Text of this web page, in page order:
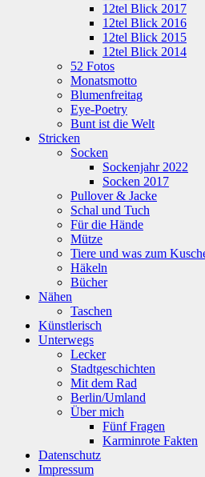
12tel Blick 2017
12tel Blick 2016
12tel Blick 2015
12tel Blick 2014
52 Fotos
Monatsmotto
Blumenfreitag
Eye-Poetry
Bunt ist die Welt
Stricken
Socken
Sockenjahr 2022
Socken 2017
Pullover & Jacke
Schal und Tuch
Für die Hände
Mütze
Tiere und was zum
Häkeln
Bücher
Nähen
Taschen
Künstlerisch
Unterwegs
Lecker
Stadtgeschichten
Mit dem Rad
Berlin/Umland
Über mich
Fünf Fragen
Karminrote Fakten
Datenschutz
Impressum